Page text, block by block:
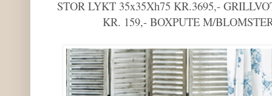
STOR LYKT 35x35Xh75 KR.3695,-
KR. 159,- BOXPUTE M/